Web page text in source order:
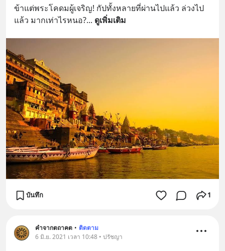
ข้าแต่พระโคดมผู้เจริญ! กัปทั้งหลายที่ผ่านไปแล้ว ล่วงไป
แล้ว มากเท่าไรหนอ?... ดูเพิ่มเติม
บันทึก 1
คำจากตถาคต • ติดตาม
6 มิ.ย. 2021 เวลา 10:48 • ปรัชญา